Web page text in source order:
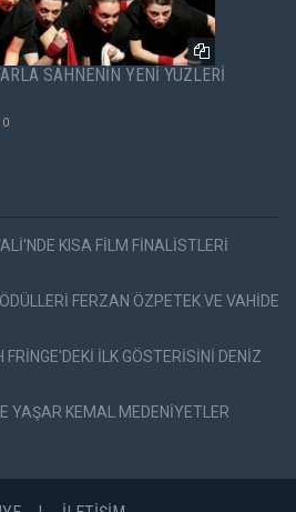
SAHNENİN YENİ YÜZLERİ
0
KISA FİLM FİNALİSTLERİ
FERZAN ÖZPETEK VE VAHİDE
FRİNGE'DEKİ İLK GÖSTERİSİNİ DENİZ
YAŞAR KEMAL MEDENİYETLER